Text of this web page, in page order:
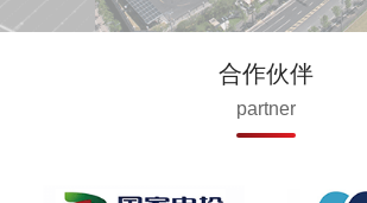
合作伙伴
partner